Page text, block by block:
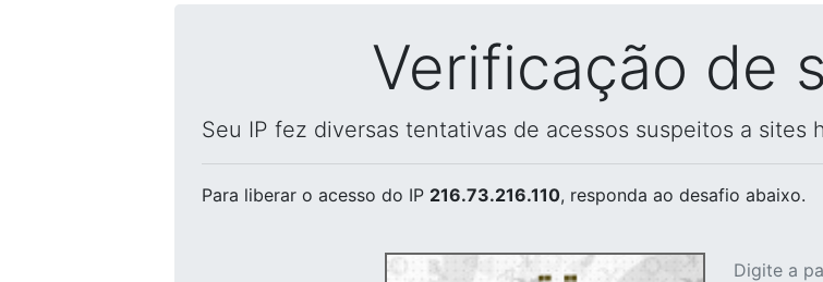
Verificação de
Seu IP fez diversas tentativas de acessos suspeitos a sites
Para liberar o acesso do IP 216.73.216.110, responda ao desafio abaixo.
Digite a